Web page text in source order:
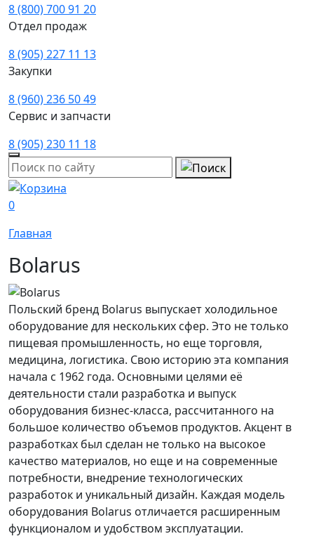
8 (800) 700 91 20
Отдел продаж
8 (905) 227 11 13
Закупки
8 (960) 236 50 49
Сервис и запчасти
8 (905) 230 11 18
0
Главная
Bolarus
Польский бренд Bolarus выпускает холодильное
оборудование для нескольких сфер. Это не только
пищевая промышленность, но еще торговля,
медицина, логистика. Свою историю эта компания
начала с 1962 года. Основными целями её
деятельности стали разработка и выпуск
оборудования бизнес-класса, рассчитанного на
большое количество объемов продуктов. Акцент в
разработках был сделан не только на высокое
качество материалов, но еще и на современные
потребности, внедрение технологических
разработок и уникальный дизайн. Каждая модель
оборудования Bolarus отличается расширенным
функционалом и удобством эксплуатации.